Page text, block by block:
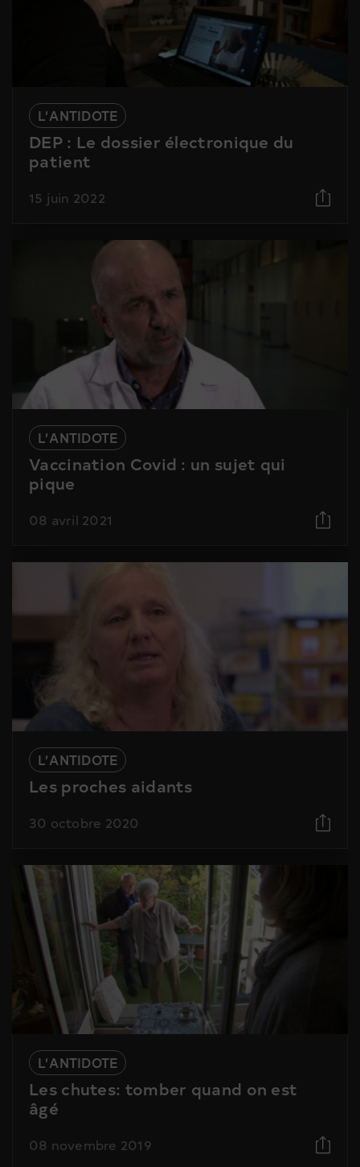
L’ANTIDOTE
DEP : Le dossier électronique du
patient
15 juin 2022
L’ANTIDOTE
Vaccination Covid : un sujet qui
pique
08 avril 2021
L’ANTIDOTE
Les proches aidants
30 octobre 2020
L’ANTIDOTE
Les chutes: tomber quand on est
âgé
08 novembre 2019